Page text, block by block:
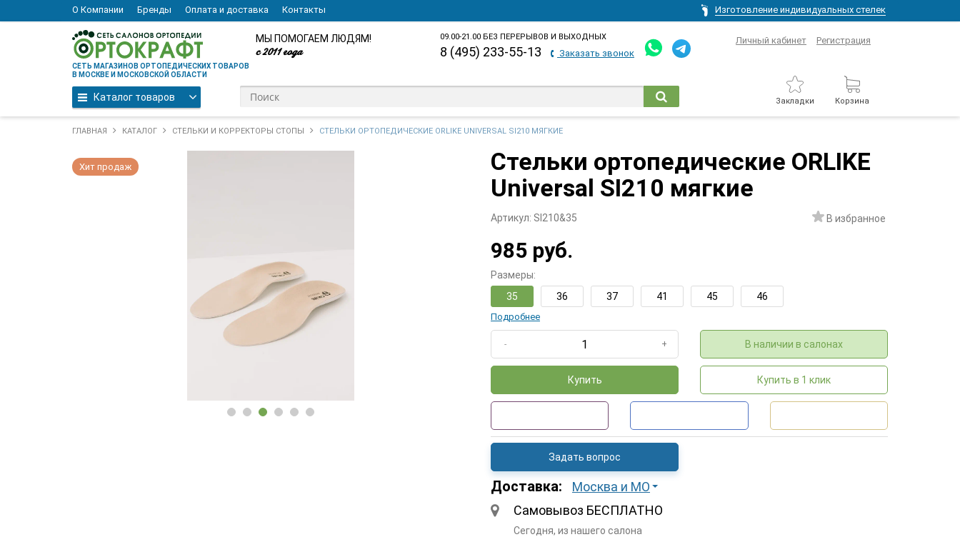
О Компании Бренды Оплата и доставка Контакты Изготовление индивидуальных стелек
СЕТЬ МАГАЗИНОВ ОРТОПЕДИЧЕСКИХ ТОВАРОВ
В МОСКВЕ И МОСКОВСКОЙ ОБЛАСТИ
Каталог товаров
МЫ ПОМОГАЕМ ЛЮДЯМ!
с 2011 года
09.00-21.00 БЕЗ ПЕРЕРЫВОВ И ВЫХОДНЫХ
8 (495) 233-55-13 Заказать звонок
Личный кабинет Регистрация
Закладки Корзина
ГЛАВНАЯ КАТАЛОГ СТЕЛЬКИ И КОРРЕКТОРЫ СТОПЫ СТЕЛЬКИ ОРТОПЕДИЧЕСКИЕ ORLIKE UNIVERSAL SI210 МЯГКИЕ
Хит продаж
Стельки ортопедические ORLIKE
Universal SI210 мягкие
Артикул: SI210&35 В избранное
985 руб.
Размеры:
35
36 37 41 45 46
Подробнее
- + В наличии в салонах
Купить Купить в 1 клик
Задать вопрос
Доставка:
Москва и МО
Самовывоз БЕСПЛАТНО
Сегодня, из нашего салона